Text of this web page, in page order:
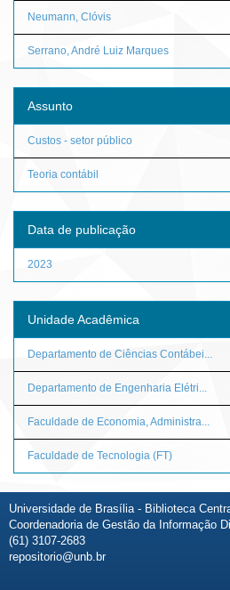
Neumann, Clóvis
Serrano, André Luiz Marques
Assunto
Custos - setor público
Teoria contábil
Data de publicação
2023
Unidade Acadêmica
Departamento de Ciências Contábei...
Departamento de Engenharia Elétri...
Faculdade de Economia, Administra...
Faculdade de Tecnologia (FT)
Universidade de Brasília - Biblioteca
Coordenadoria de Gestão da Informação
(61) 3107-2683
repositorio@unb.br